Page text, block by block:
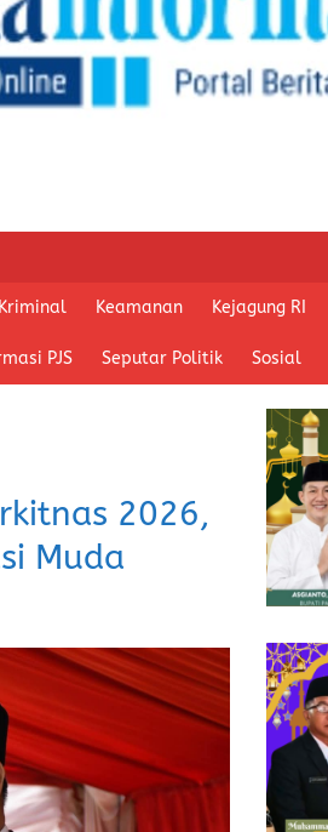
Keamanan Kejagung RI
PJS Seputar Politik Sosial
2026,
Muda